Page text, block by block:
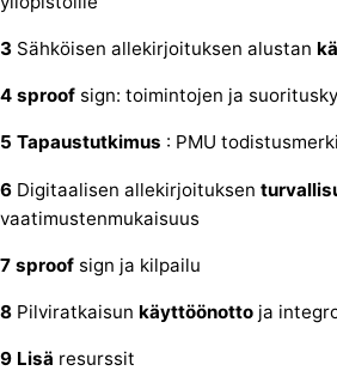
3 Sähköisen allekirjoituksen alustan
4 sproof sign: toimintojen ja
5 Tapaustutkimus : PMU
6 Digitaalisen allekirjoituksen
vaatimustenmukaisuus
7 sproof sign ja kilpailu
8 Pilviratkaisun käyttöönotto ja
9 Lisä resurssit